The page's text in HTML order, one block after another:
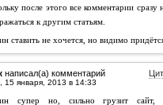
после этого все комментарии сразу
к другим статьям.
ставить не хочется, но видимо
написал(а) комментарий
супер но, сильно грузит сайт,